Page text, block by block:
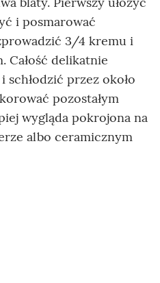
i posmarować
3/4 kremu i
Całość delikatnie
schłodzić przez około
pozostałym
wygląda pokrojona na
albo ceramicznym